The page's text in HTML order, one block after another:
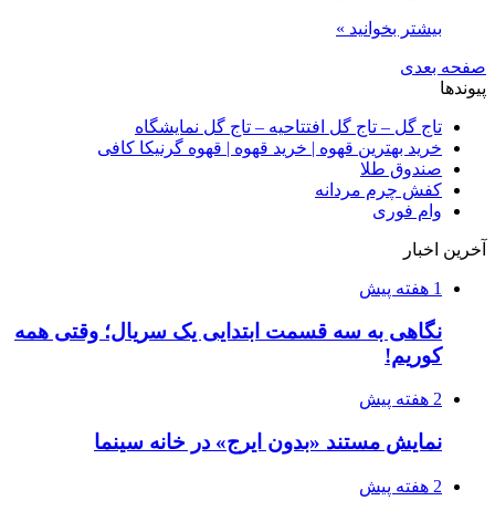
بیشتر بخوانید »
صفحه بعدی
پیوندها
تاج گل – تاج گل افتتاحیه – تاج گل نمایشگاه
خرید بهترین قهوه | خرید قهوه | قهوه گرنیکا کافی
صندوق طلا
کفش چرم مردانه
وام فوری
آخرین اخبار
1 هفته پیش
نگاهی به سه قسمت ابتدایی یک سریال؛ وقتی همه
کوریم!
2 هفته پیش
نمایش مستند «بدون ایرج» در خانه سینما
2 هفته پیش